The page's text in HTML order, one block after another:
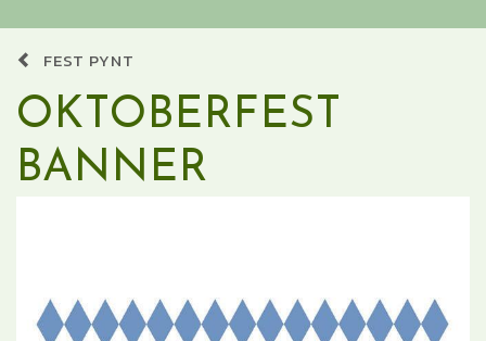
FEST PYNT
OKTOBERFEST
BANNER